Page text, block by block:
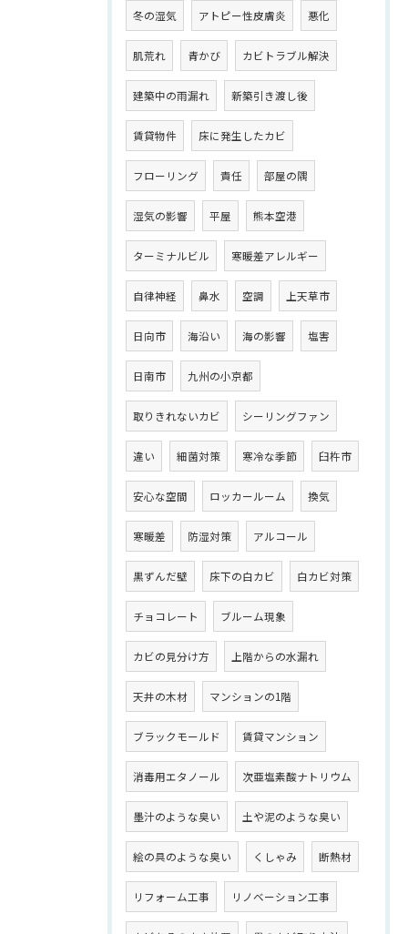
冬の湿気 アトピー性皮膚炎 悪化
肌荒れ 青かび カビトラブル解決
建築中の雨漏れ 新築引き渡し後
賃貸物件 床に発生したカビ
フローリング 責任 部屋の隅
湿気の影響 平屋 熊本空港
ターミナルビル 寒暖差アレルギー
自律神経 鼻水 空調 上天草市
日向市 海沿い 海の影響 塩害
日南市 九州の小京都
取りきれないカビ シーリングファン
違い 細菌対策 寒冷な季節 臼杵市
安心な空間 ロッカールーム 換気
寒暖差 防湿対策 アルコール
黒ずんだ壁 床下の白カビ 白カビ対策
チョコレート ブルーム現象
カビの見分け方 上階からの水漏れ
天井の木材 マンションの1階
ブラックモールド 賃貸マンション
消毒用エタノール 次亜塩素酸ナトリウム
墨汁のような臭い 土や泥のような臭い
絵の具のような臭い くしゃみ 断熱材
リフォーム工事 リノベーション工事